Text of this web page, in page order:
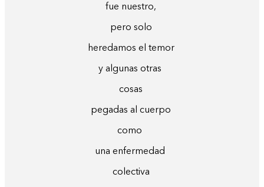
fue nuestro,
pero solo
heredamos el temor
y algunas otras
cosas
pegadas al cuerpo
como
una enfermedad
colectiva